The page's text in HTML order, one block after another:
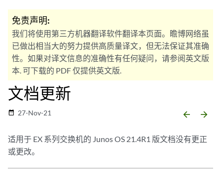
免责声明:
我们将使用第三方机器翻译软件翻译本页面。瞻博网络虽
已做出相当大的努力提供高质量译文，但无法保证其准确
性。如果对译文信息的准确性有任何疑问，请参阅英文版
本. 可下载的 PDF 仅提供英文版.
文档更新
date_range 27-Nov-21 arrow_backward arrow_forward
适用于 EX 系列交换机的 Junos OS 21.4R1 版文档没有更正
或更改。